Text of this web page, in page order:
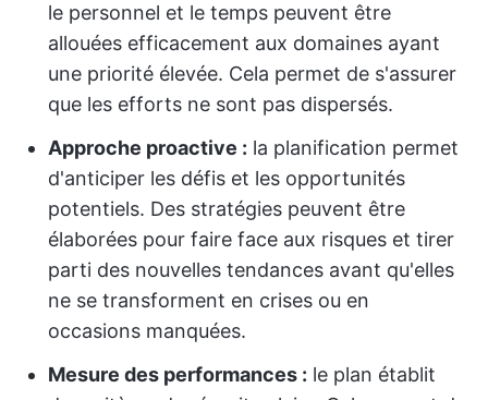
le personnel et le temps peuvent être
allouées efficacement aux domaines ayant
une priorité élevée. Cela permet de s'assurer
que les efforts ne sont pas dispersés.
Approche proactive : la planification permet
d'anticiper les défis et les opportunités
potentiels. Des stratégies peuvent être
élaborées pour faire face aux risques et tirer
parti des nouvelles tendances avant qu'elles
ne se transforment en crises ou en
occasions manquées.
Mesure des performances : le plan établit